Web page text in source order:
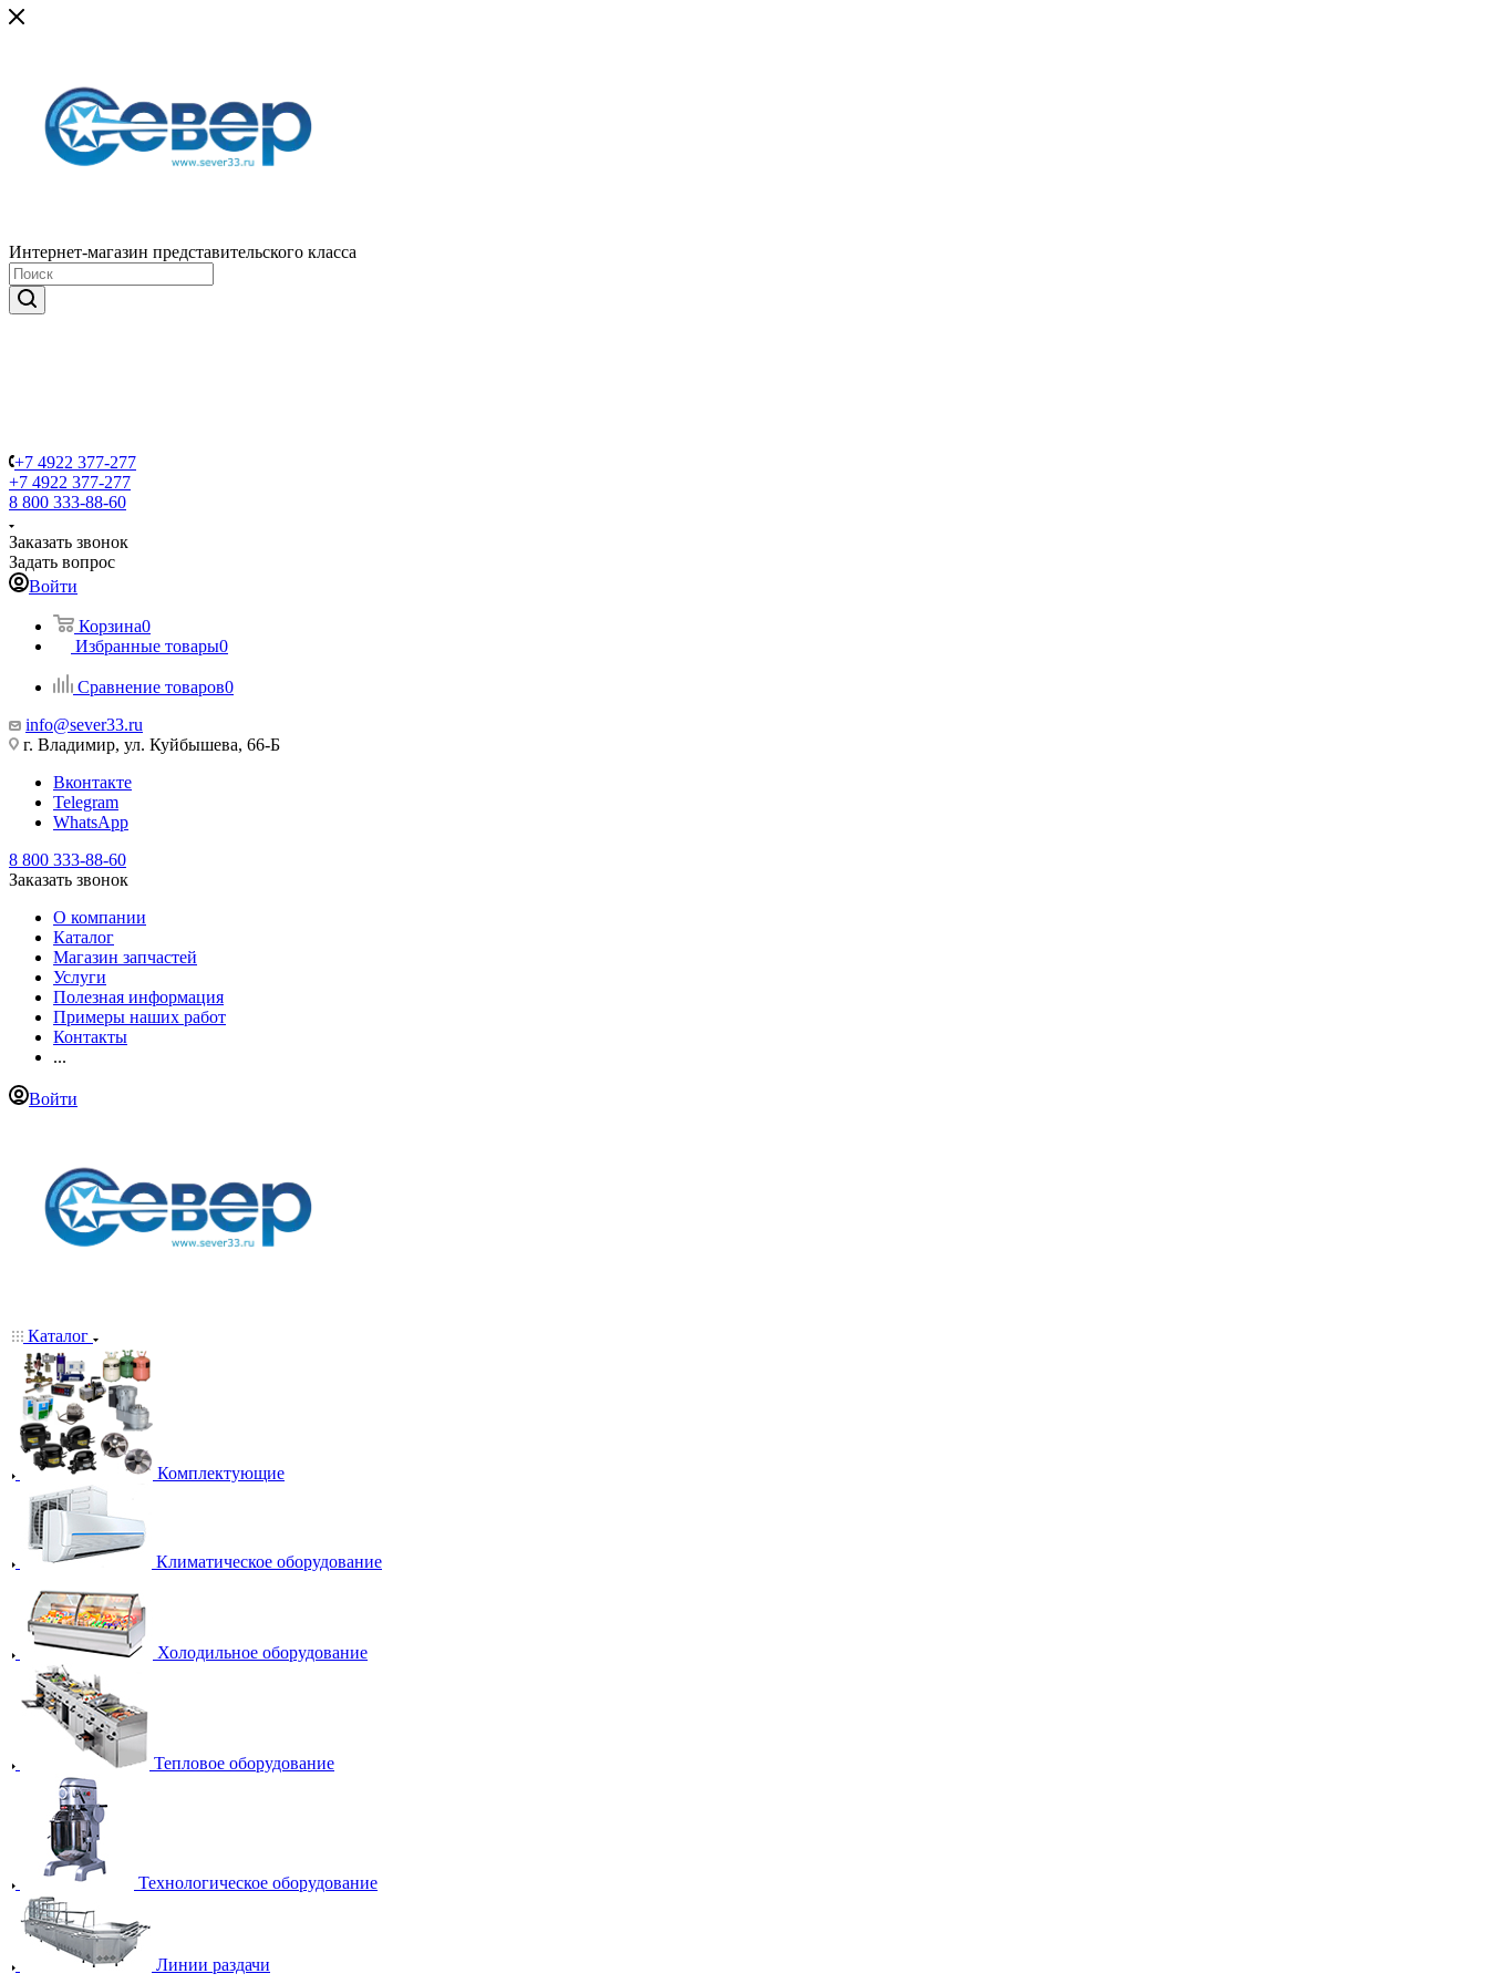
Интернет-магазин представительского класса
+7 4922 377-277
+7 4922 377-277
8 800 333-88-60
Заказать звонок
Задать вопрос
Войти
Корзина0
Избранные товары0
Сравнение товаров0
info@sever33.ru
г. Владимир, ул. Куйбышева, 66-Б
Вконтакте
Telegram
WhatsApp
8 800 333-88-60
Заказать звонок
О компании
Каталог
Магазин запчастей
Услуги
Полезная информация
Примеры наших работ
Контакты
...
Войти
Каталог
Комплектующие
Климатическое оборудование
Холодильное оборудование
Тепловое оборудование
Технологическое оборудование
Линии раздачи